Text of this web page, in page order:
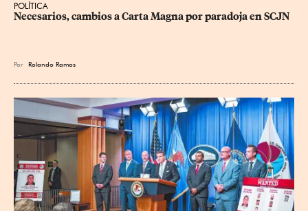
POLÍTICA
Necesarios, cambios a Carta Magna por paradoja en SCJN
Por Rolando Ramos